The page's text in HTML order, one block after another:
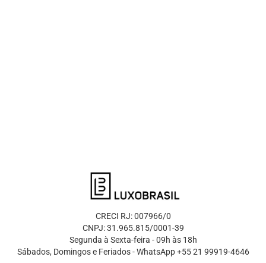
CRECI RJ: 007966/0
CNPJ: 31.965.815/0001-39
Segunda à Sexta-feira - 09h às 18h
Sábados, Domingos e Feriados - WhatsApp +55 21 99919-4646